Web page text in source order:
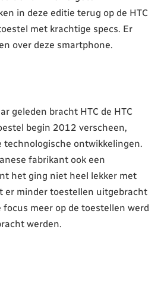
in deze editie terug op de HTC
met krachtige specs. Er
over deze smartphone.
geleden bracht HTC de HTC
begin 2012 verscheen,
technologische ontwikkelingen.
fabrikant ook een
het ging niet heel lekker met
er minder toestellen uitgebracht
meer op de toestellen werd
werden.